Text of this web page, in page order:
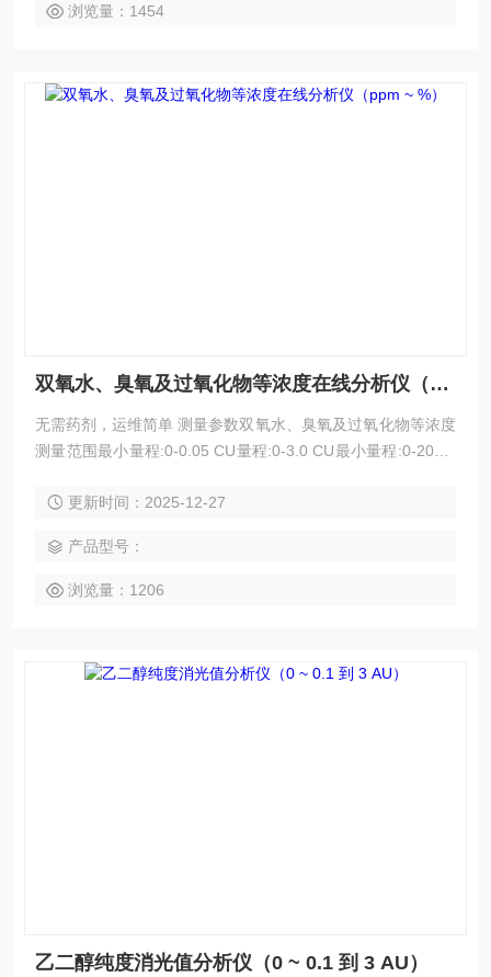
浏览量：1454
双氧水、臭氧及过氧化物等浓度在线分析仪（ppm ~ %）
无需药剂，运维简单 测量参数双氧水、臭氧及过氧化物等浓度
测量范围最小量程:0-0.05 CU量程:0-3.0 CU最小量程:0-200 p
新能源行业，双氧水行业，炼油行业，电子半导体，氯碱化
更新时间：2025-12-27
产品型号：
浏览量：1206
乙二醇纯度消光值分析仪（0 ~ 0.1 到 3 AU）